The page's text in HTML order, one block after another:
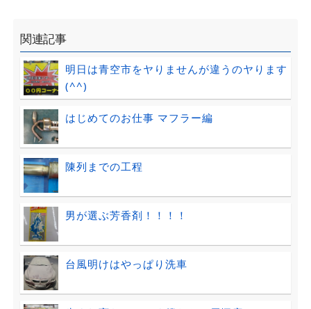
関連記事
明日は青空市をヤりませんが違うのヤります
(^^)
はじめてのお仕事 マフラー編
陳列までの工程
男が選ぶ芳香剤！！！！
台風明けはやっぱり洗車